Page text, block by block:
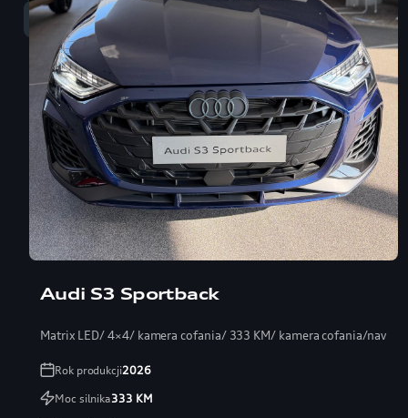
Sprzedaż
58 350 22 00
Audi S3 Sportback
Matrix LED/ 4×4/ kamera cofania/ 333 KM/ kamera cofania/navi
Rok produkcji2026
Moc silnika333 KM